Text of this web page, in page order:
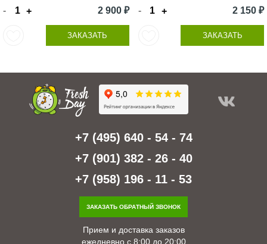
- + 2 900 ₽
ЗАКАЗАТЬ
- + 2 150 ₽
ЗАКАЗАТЬ
+7 (495) 640 - 54 - 74
+7 (901) 382 - 26 - 40
+7 (958) 196 - 11 - 53
ЗАКАЗАТЬ ОБРАТНЫЙ ЗВОНОК
Прием и доставка заказов
ежедневно с 8:00 до 20:00